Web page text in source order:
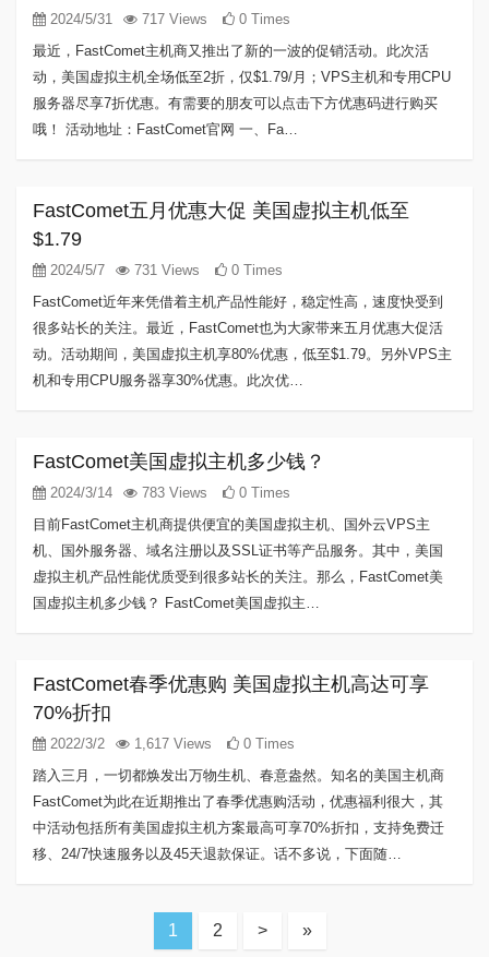
2024/5/31 717 Views
0 Times
最近，FastComet主机商又推出了新的一波的促销活动。此次活
动，美国虚拟主机全场低至2折，仅$1.79/月；VPS主机和专用CPU
服务器尽享7折优惠。有需要的朋友可以点击下方优惠码进行购买
哦！ 活动地址：FastComet官网 一、Fa…
FastComet五月优惠大促 美国虚拟主机低至
$1.79
2024/5/7 731 Views
0 Times
FastComet近年来凭借着主机产品性能好，稳定性高，速度快受到
很多站长的关注。最近，FastComet也为大家带来五月优惠大促活
动。活动期间，美国虚拟主机享80%优惠，低至$1.79。另外VPS主
机和专用CPU服务器享30%优惠。此次优…
FastComet美国虚拟主机多少钱？
2024/3/14 783 Views
0 Times
目前FastComet主机商提供便宜的美国虚拟主机、国外云VPS主
机、国外服务器、域名注册以及SSL证书等产品服务。其中，美国
虚拟主机产品性能优质受到很多站长的关注。那么，FastComet美
国虚拟主机多少钱？ FastComet美国虚拟主…
FastComet春季优惠购 美国虚拟主机高达可享
70%折扣
2022/3/2 1,617 Views
0 Times
踏入三月，一切都焕发出万物生机、春意盎然。知名的美国主机商
FastComet为此在近期推出了春季优惠购活动，优惠福利很大，其
中活动包括所有美国虚拟主机方案最高可享70%折扣，支持免费迁
移、24/7快速服务以及45天退款保证。话不多说，下面随…
1 2 > »